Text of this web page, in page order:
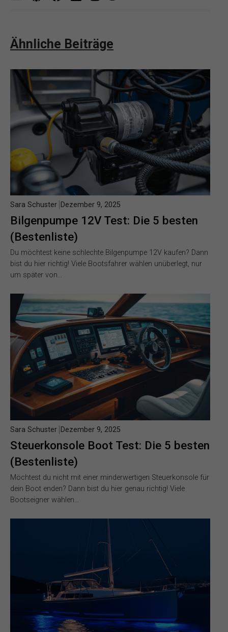
Ähnliche Beiträge
Bilgenpumpe 12V Test: Die 5 besten
(Bestenliste)
Sara Schuster Dezember 9, 2025
Du möchtest keine schlechte Bilgenpumpe 12V kaufen? Dann
bist du hier richtig! Viele Bootsfahrer wählen unüberlegt, nur
um später von…
Steuerkonsole Boot Test: Die 5 besten
(Bestenliste)
Sara Schuster Dezember 9, 2025
Möchtest du nicht mit einer minderwertigen Steuerkonsole für
dein Boot enden? Dann bist du hier genau richtig! Viele
Bootseigner wählen…